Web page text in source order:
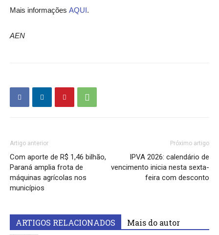
Mais informações AQUI.
AEN
Artigo anterior
Com aporte de R$ 1,46 bilhão,
Paraná amplia frota de
máquinas agrícolas nos
municípios
Próximo artigo
IPVA 2026: calendário de
vencimento inicia nesta sexta-
feira com desconto
ARTIGOS RELACIONADOS Mais do autor